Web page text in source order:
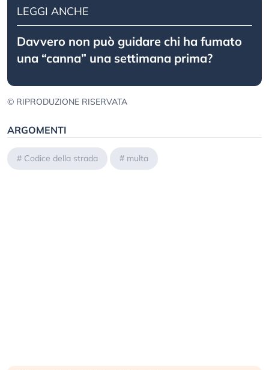
LEGGI ANCHE
Davvero non può guidare chi ha fumato
una “canna” una settimana prima?
© RIPRODUZIONE RISERVATA
ARGOMENTI
# Codice della strada # multa